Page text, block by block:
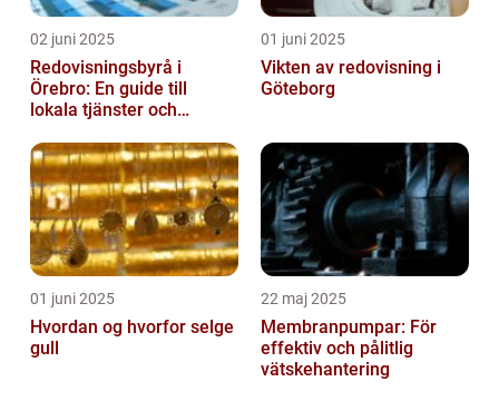
02 juni 2025
Redovisningsbyrå i
Örebro: En guide till
lokala tjänster och
01 juni 2025
Vikten av redovisning i
Göteborg
01 juni 2025
Hvordan og hvorfor selge
gull
22 maj 2025
Membranpumpar: För
effektiv och pålitlig
vätskehantering